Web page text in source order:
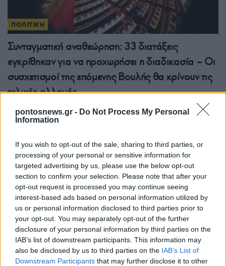
pontosnews.gr - Do Not Process My Personal
Information
If you wish to opt-out of the sale, sharing to third parties, or
processing of your personal or sensitive information for
targeted advertising by us, please use the below opt-out
section to confirm your selection. Please note that after your
opt-out request is processed you may continue seeing
interest-based ads based on personal information utilized by
us or personal information disclosed to third parties prior to
your opt-out. You may separately opt-out of the further
disclosure of your personal information by third parties on the
IAB’s list of downstream participants. This information may
also be disclosed by us to third parties on the IAB’s List of
Downstream Participants that may further disclose it to other
ΠΟΛΙΤΙΚΗ
Συνταγματική αναθεώρηση: 33 διατάξεις
εγκρίθηκαν για να προχωρήσει η διαδικασία – Οι
συσχετισμοί της επόμενης Βουλής θα κρίνουν τις
τελικές αλλαγές
Συνταγματική αναθεώρηση: Σήμερα η πρώτη